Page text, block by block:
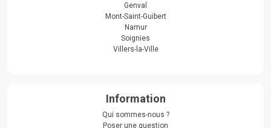
Genval
Mont-Saint-Guibert
Namur
Soignies
Villers-la-Ville
Information
Qui sommes-nous ?
Poser une question